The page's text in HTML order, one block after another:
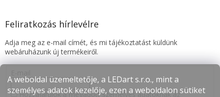
A weboldal üzemeltetője, a LEDart s.r.o., mint a
személyes adatok kezelője, ezen a weboldalon sütiket
Feliratkozás hírlevélre
Adja meg az e-mail címét, és mi tájékoztatást küldünk
webáruházunk új termékeiről.
Hozzájárulok a megadott személyes adatoknak az